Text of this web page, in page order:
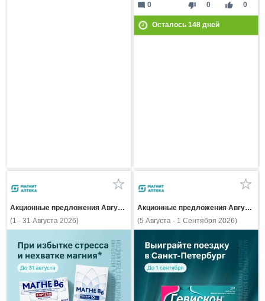
thumb_down 0 thumb_up 0
mode_comment 0
Осталось 148дней
Акционные предложения Августа
(1 - 31 Августа 2026)
Акционные предложения Августа
(5 Августа - 1 Сентября 2026)